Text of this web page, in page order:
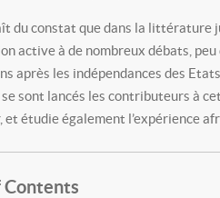
du constat que dans la littérature
active à de nombreux débats,
après les indépendances des
se sont lancés les contributeurs à
étudie également l’expérience
Contents